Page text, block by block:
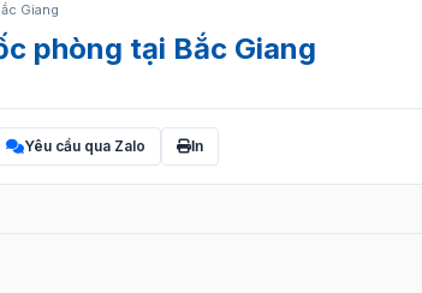
Giang
phòng tại Bắc Giang
Yêu cầu qua Zalo In